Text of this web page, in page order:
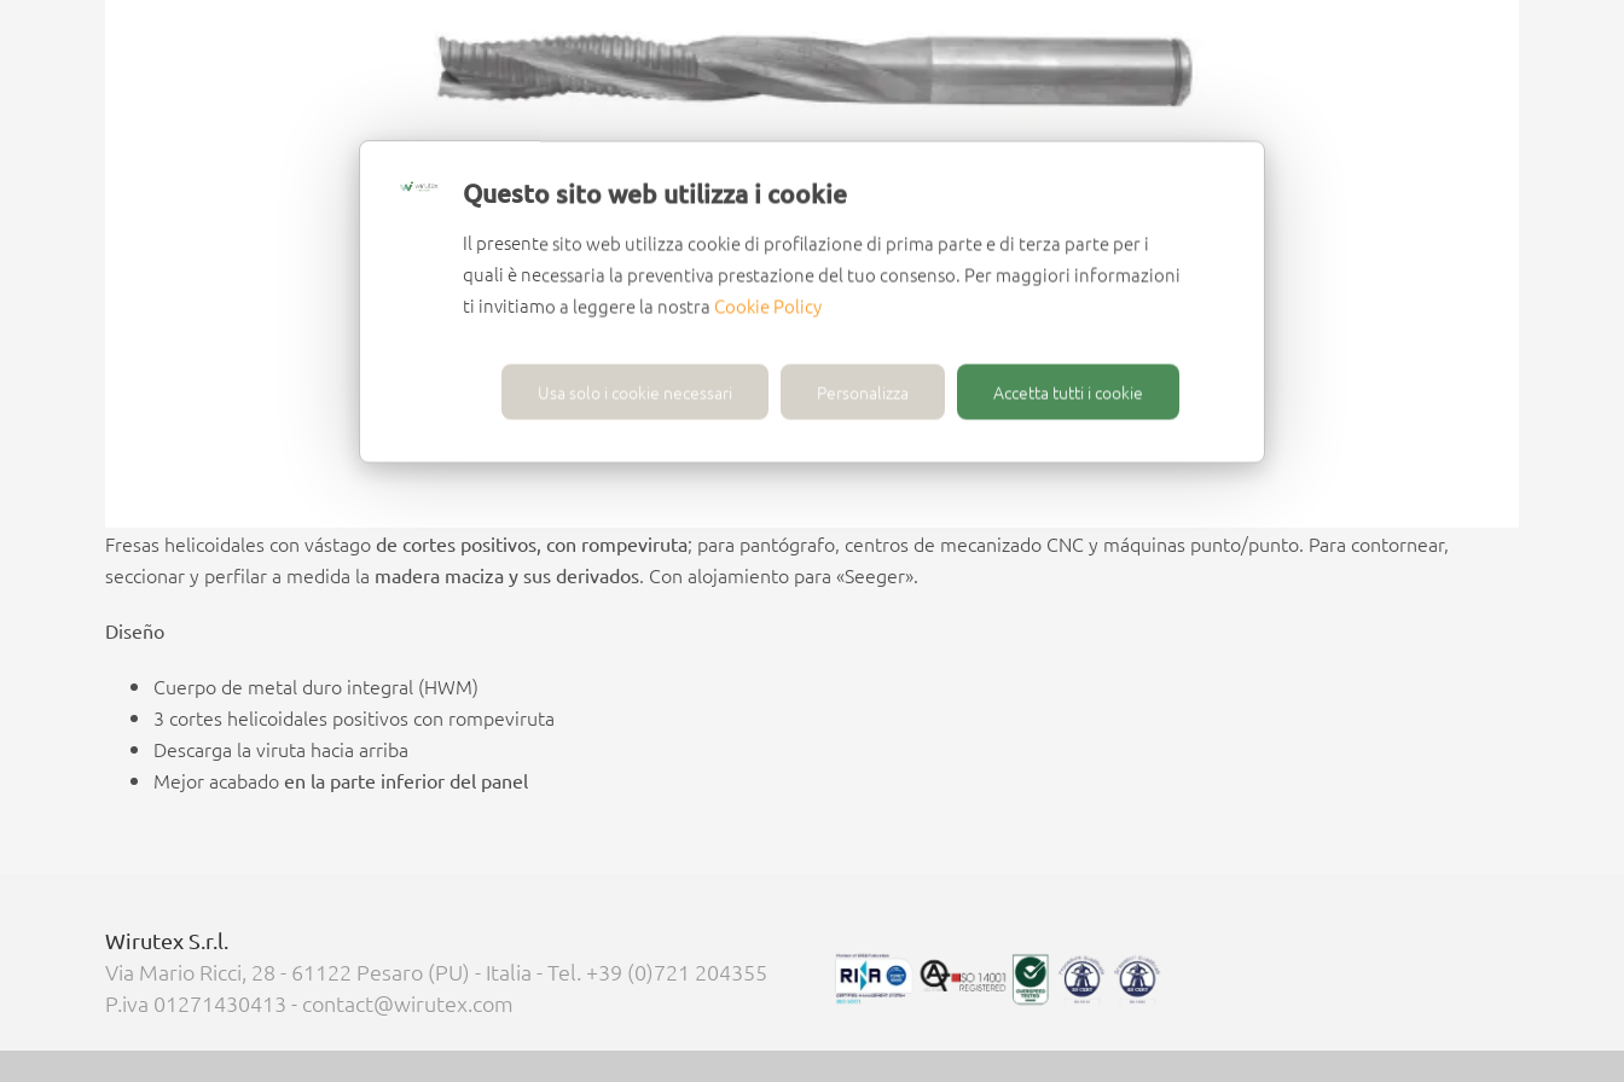
Questo sito web utilizza i cookie
Il presente sito web utilizza cookie di profilazione di prima parte e di terza parte per i
quali è necessaria la preventiva prestazione del tuo consenso. Per maggiori informazioni
ti invitiamo a leggere la nostra Cookie Policy
Usa solo i cookie necessari Personalizza Accetta tutti i cookie
Fresas helicoidales con vástago de cortes positivos, con rompeviruta; para pantógrafo, centros de mecanizado CNC y máquinas punto/punto. Para contornear,
seccionar y perfilar a medida la madera maciza y sus derivados. Con alojamiento para «Seeger».
Diseño
Cuerpo de metal duro integral (HWM)
3 cortes helicoidales positivos con rompeviruta
Descarga la viruta hacia arriba
Mejor acabado en la parte inferior del panel
Wirutex S.r.l.
Via Mario Ricci, 28 - 61122 Pesaro (PU) - Italia - Tel. +39 (0)721 204355
P.iva 01271430413 - contact@wirutex.com